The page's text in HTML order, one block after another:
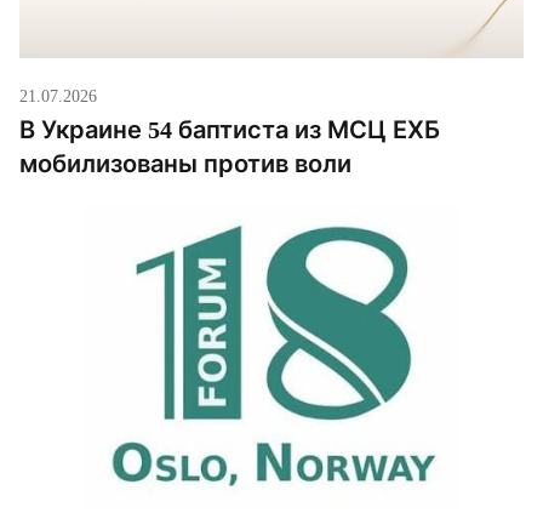
21.07.2026
В Украине 54 баптиста из МСЦ ЕХБ
мобилизованы против воли